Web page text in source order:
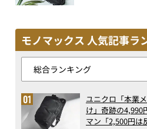
モノマックス 人気記事ラ
ユニクロ「本業
け」奇跡の4,990
マン「2,500円は